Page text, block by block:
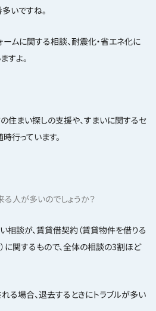
いですね。
ームに関する相談、耐震化・省エネ化に
すよ。
住まい探しの支援や、すまいに関するセ
行っています。
人が多いのでしょうか？
相談が、賃貸借契約（賃貸物件を借りる
に関するもので、全体の相談の3割ほど
る場合、退去するときにトラブルが多い